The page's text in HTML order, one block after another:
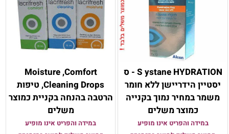
S ystane HYDRATION - ס
יסטיין הידריישן ללא חומר
משמר במחיר נמוך בקנייה
כמוצר משלים
במידה והפריט אינו מופיע
Moisture ,Comfort
,Cleaning Drops טיפות
הרטבה בהנחה בקניית כמוצר
משלים
במידה והפריט אינו מופיע